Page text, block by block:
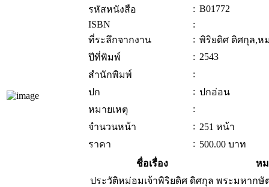
รหัสหนังสือ
: B01772
ISBN
:
ที่ระลึกจากงาน
: พิริยดิศ ดิศกุล,ห
ปีที่พิมพ์
: 2543
สำนักพิมพ์
:
ปก
: ปกอ่อน
หมายเหตุ
:
จำนวนหน้า
: 251 หน้า
ราคา
: 500.00 บาท
ชื่อเรื่อง
ห
ประวัติหม่อมเจ้าพิริยดิศ ดิศกุล พระมหากษั